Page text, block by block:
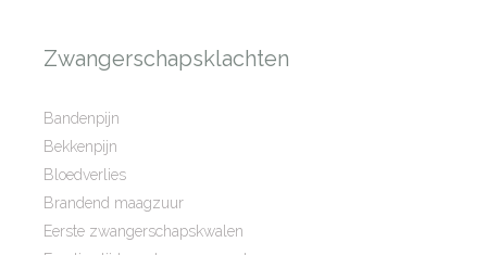
Zwangerschapsklachten
Bandenpijn
Bekkenpijn
Bloedverlies
Brandend maagzuur
Eerste zwangerschapskwalen